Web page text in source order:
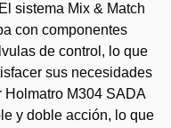
sistema Mix & Match
con componentes
de control, lo que
sus necesidades
M304 SADA
y doble acción, lo que